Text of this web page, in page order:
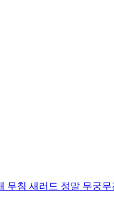
침 새러드 정말 무궁